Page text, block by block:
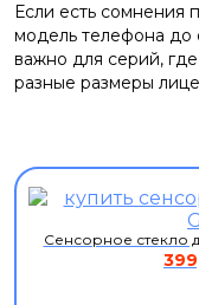
Если есть сомнения
модель телефона до
важно для серий,
разные размеры
Сенсорное стекло